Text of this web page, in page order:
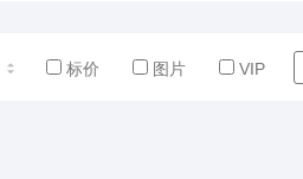
标价 图片 VIP